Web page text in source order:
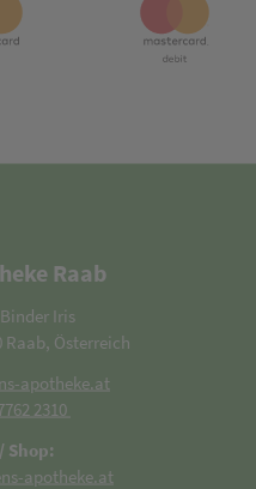
Raab
Iris
Raab, Österreich
apotheke.at
2310
Shop:
apotheke.at